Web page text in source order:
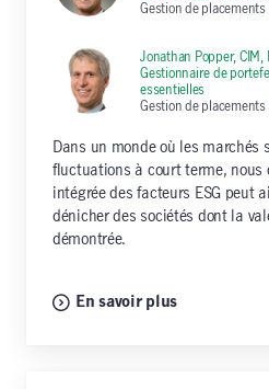
Gestion de placements
Jonathan Popper, CIM,
Gestionnaire de
essentielles
Gestion de placements
Dans un monde où les
fluctuations à court terme, nous
intégrée des facteurs ESG peut
dénicher des sociétés dont la
démontrée.
En savoir plus